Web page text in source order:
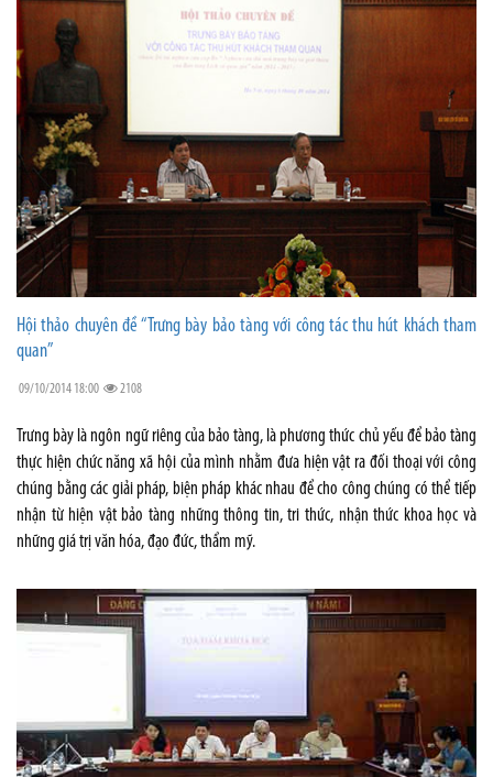
Hội thảo chuyên đề “Trưng bày bảo tàng với công tác thu hút khách tham
quan”
09/10/2014 18:00 2108
Trưng bày là ngôn ngữ riêng của bảo tàng, là phương thức chủ yếu để bảo tàng
thực hiện chức năng xã hội của mình nhằm đưa hiện vật ra đối thoại với công
chúng bằng các giải pháp, biện pháp khác nhau để cho công chúng có thể tiếp
nhận từ hiện vật bảo tàng những thông tin, tri thức, nhận thức khoa học và
những giá trị văn hóa, đạo đức, thẩm mỹ.